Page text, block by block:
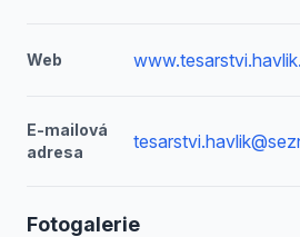
Web
E-mailová
adresa
Fotogalerie